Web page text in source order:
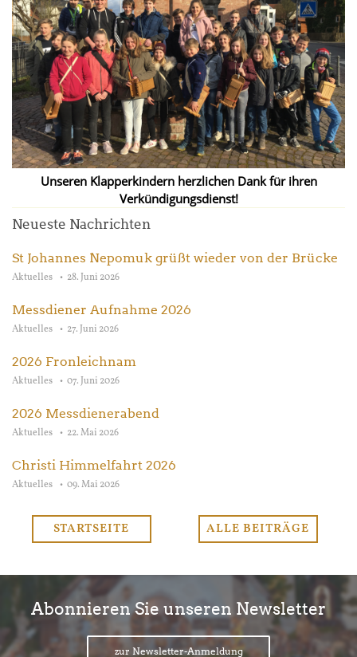
Unseren Klapperkindern herzlichen Dank für ihren
Verkündigungsdienst!
Neueste Nachrichten
St Johannes Nepomuk grüßt wieder von der Brücke
Aktuelles 28. Juni 2026
Messdiener Aufnahme 2026
Aktuelles 27. Juni 2026
2026 Fronleichnam
Aktuelles 07. Juni 2026
2026 Messdienerabend
Aktuelles 22. Mai 2026
Christi Himmelfahrt 2026
Aktuelles 09. Mai 2026
STARTSEITE ALLE BEITRÄGE
Abonnieren Sie unseren Newsletter
zur Newsletter-Anmeldung